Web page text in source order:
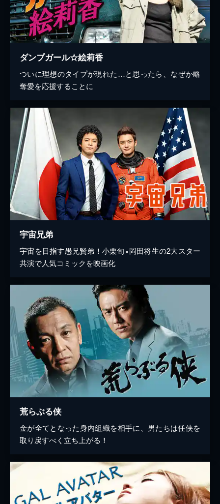
ダンプガール☆絵莉香
ついに理想のタイプが現れた…と思ったら、なぜか略
奪愛を応援することに
宇宙兄弟
宇宙を目指す愚兄賢弟！小栗旬×岡田将生の2大スター
共演で人気コミックを映画化
荒らぶる侠
金が全てとなった身内組織を相手に、男たちは任侠を
取り戻すべく立ち上がる！